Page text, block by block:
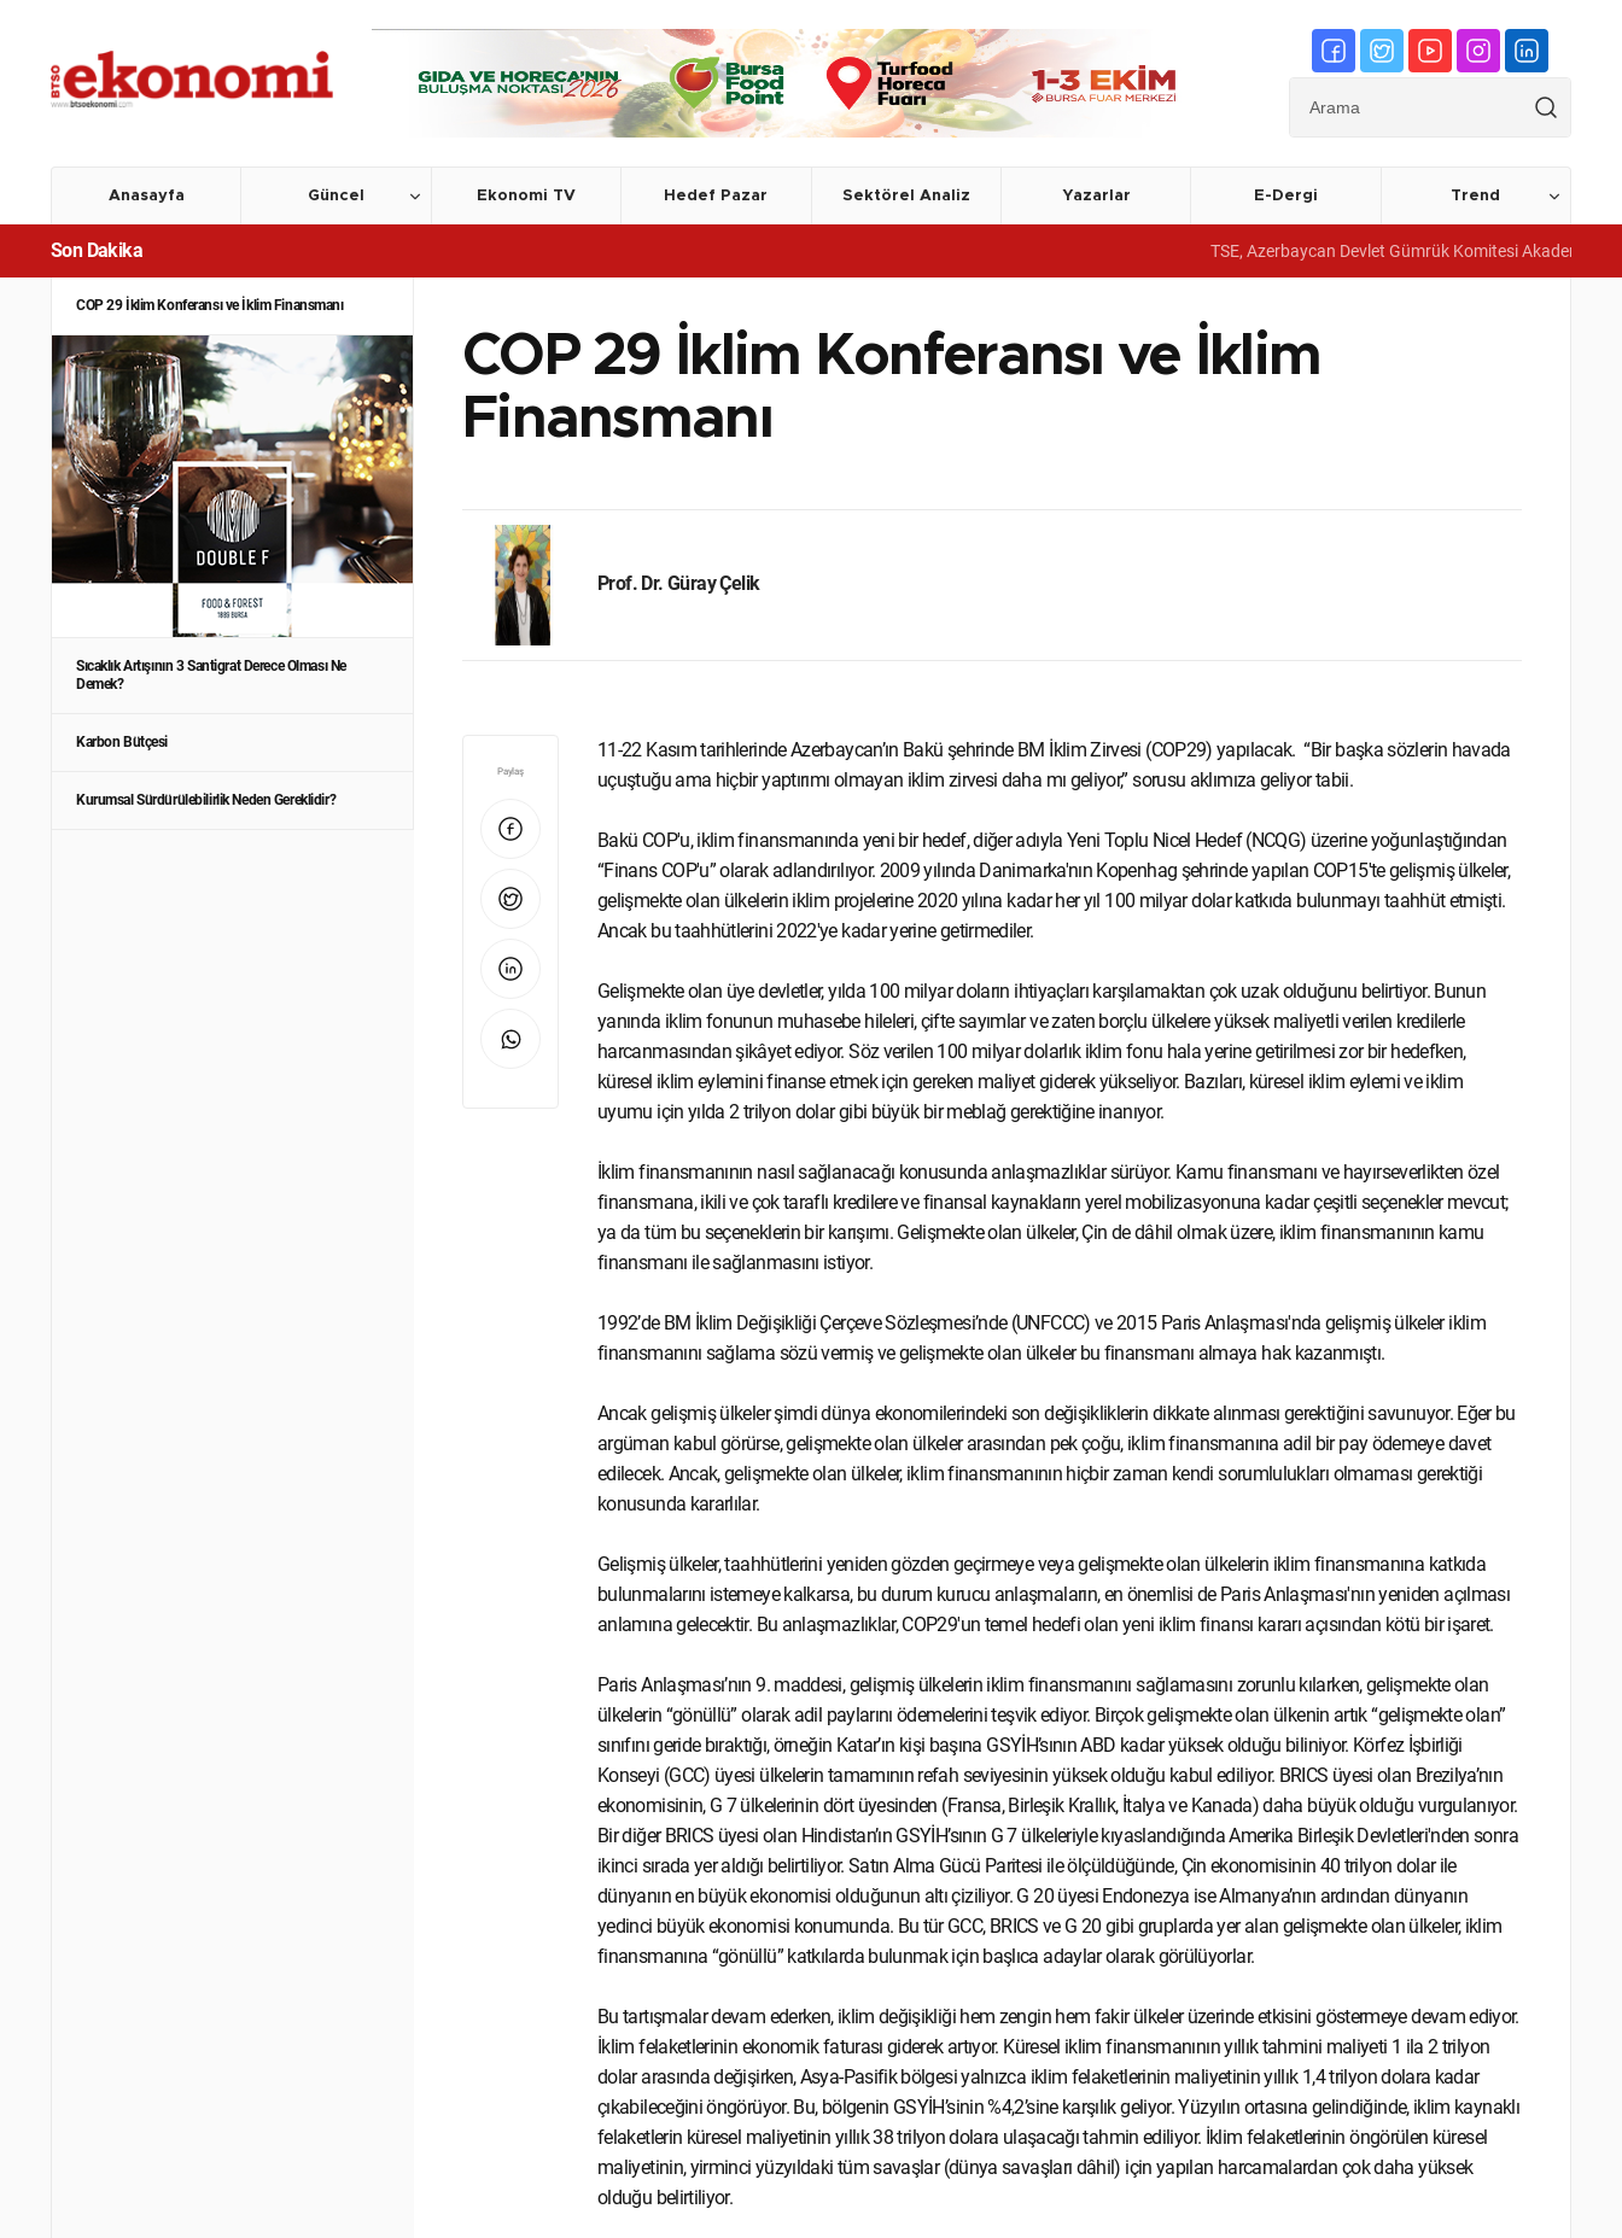
Anasayfa Güncel Ekonomi TV Hedef Pazar Sektörel Analiz Yazarlar E-Dergi Trend
Son Dakika TSE, Azerbaycan Devlet Gümrük Komitesi Akademisine yönetim
ABD İklim Mücadelesinden Çekiliyor mu?
İklim Değişikliği Artık Sadece Çevresel Bir Sorun Değil
Finansal Bir Gerçek
COP 29 İklim Konferansı ve İklim Finansmanı
Sıcaklık Artışının 3 Santigrat Derece Olması Ne
Demek?
Karbon Bütçesi
Kurumsal Sürdürülebilirlik Neden Gereklidir?
COP 29 İklim Konferansı ve İklim
Finansmanı
Prof. Dr. Güray Çelik
Paylaş
11-22 Kasım tarihlerinde Azerbaycan’ın Bakü şehrinde BM İklim Zirvesi (COP29) yapılacak. “Bir başka sözlerin havada
uçuştuğu ama hiçbir yaptırımı olmayan iklim zirvesi daha mı geliyor,” sorusu aklımıza geliyor tabii.
Bakü COP'u, iklim finansmanında yeni bir hedef, diğer adıyla Yeni Toplu Nicel Hedef (NCQG) üzerine yoğunlaştığından
“Finans COP'u” olarak adlandırılıyor. 2009 yılında Danimarka'nın Kopenhag şehrinde yapılan COP15'te gelişmiş ülkeler,
gelişmekte olan ülkelerin iklim projelerine 2020 yılına kadar her yıl 100 milyar dolar katkıda bulunmayı taahhüt etmişti.
Ancak bu taahhütlerini 2022'ye kadar yerine getirmediler.
Gelişmekte olan üye devletler, yılda 100 milyar doların ihtiyaçları karşılamaktan çok uzak olduğunu belirtiyor. Bunun
yanında iklim fonunun muhasebe hileleri, çifte sayımlar ve zaten borçlu ülkelere yüksek maliyetli verilen kredilerle
harcanmasından şikâyet ediyor. Söz verilen 100 milyar dolarlık iklim fonu hala yerine getirilmesi zor bir hedefken,
küresel iklim eylemini finanse etmek için gereken maliyet giderek yükseliyor. Bazıları, küresel iklim eylemi ve iklim
uyumu için yılda 2 trilyon dolar gibi büyük bir meblağ gerektiğine inanıyor.
İklim finansmanının nasıl sağlanacağı konusunda anlaşmazlıklar sürüyor. Kamu finansmanı ve hayırseverlikten özel
finansmana, ikili ve çok taraflı kredilere ve finansal kaynakların yerel mobilizasyonuna kadar çeşitli seçenekler mevcut;
ya da tüm bu seçeneklerin bir karışımı. Gelişmekte olan ülkeler, Çin de dâhil olmak üzere, iklim finansmanının kamu
finansmanı ile sağlanmasını istiyor.
1992’de BM İklim Değişikliği Çerçeve Sözleşmesi’nde (UNFCCC) ve 2015 Paris Anlaşması'nda gelişmiş ülkeler iklim
finansmanını sağlama sözü vermiş ve gelişmekte olan ülkeler bu finansmanı almaya hak kazanmıştı.
Ancak gelişmiş ülkeler şimdi dünya ekonomilerindeki son değişikliklerin dikkate alınması gerektiğini savunuyor. Eğer bu
argüman kabul görürse, gelişmekte olan ülkeler arasından pek çoğu, iklim finansmanına adil bir pay ödemeye davet
edilecek. Ancak, gelişmekte olan ülkeler, iklim finansmanının hiçbir zaman kendi sorumlulukları olmaması gerektiği
konusunda kararlılar.
Gelişmiş ülkeler, taahhütlerini yeniden gözden geçirmeye veya gelişmekte olan ülkelerin iklim finansmanına katkıda
bulunmalarını istemeye kalkarsa, bu durum kurucu anlaşmaların, en önemlisi de Paris Anlaşması'nın yeniden açılması
anlamına gelecektir. Bu anlaşmazlıklar, COP29'un temel hedefi olan yeni iklim finansı kararı açısından kötü bir işaret.
Paris Anlaşması’nın 9. maddesi, gelişmiş ülkelerin iklim finansmanını sağlamasını zorunlu kılarken, gelişmekte olan
ülkelerin “gönüllü” olarak adil paylarını ödemelerini teşvik ediyor. Birçok gelişmekte olan ülkenin artık “gelişmekte olan”
sınıfını geride bıraktığı, örneğin Katar’ın kişi başına GSYİH’sının ABD kadar yüksek olduğu biliniyor. Körfez İşbirliği
Konseyi (GCC) üyesi ülkelerin tamamının refah seviyesinin yüksek olduğu kabul ediliyor. BRICS üyesi olan Brezilya’nın
ekonomisinin, G 7 ülkelerinin dört üyesinden (Fransa, Birleşik Krallık, İtalya ve Kanada) daha büyük olduğu vurgulanıyor.
Bir diğer BRICS üyesi olan Hindistan’ın GSYİH’sının G 7 ülkeleriyle kıyaslandığında Amerika Birleşik Devletleri'nden sonra
ikinci sırada yer aldığı belirtiliyor. Satın Alma Gücü Paritesi ile ölçüldüğünde, Çin ekonomisinin 40 trilyon dolar ile
dünyanın en büyük ekonomisi olduğunun altı çiziliyor. G 20 üyesi Endonezya ise Almanya’nın ardından dünyanın
yedinci büyük ekonomisi konumunda. Bu tür GCC, BRICS ve G 20 gibi gruplarda yer alan gelişmekte olan ülkeler, iklim
finansmanına “gönüllü” katkılarda bulunmak için başlıca adaylar olarak görülüyorlar.
Bu tartışmalar devam ederken, iklim değişikliği hem zengin hem fakir ülkeler üzerinde etkisini göstermeye devam ediyor.
İklim felaketlerinin ekonomik faturası giderek artıyor. Küresel iklim finansmanının yıllık tahmini maliyeti 1 ila 2 trilyon
dolar arasında değişirken, Asya-Pasifik bölgesi yalnızca iklim felaketlerinin maliyetinin yıllık 1,4 trilyon dolara kadar
çıkabileceğini öngörüyor. Bu, bölgenin GSYİH’sinin %4,2’sine karşılık geliyor. Yüzyılın ortasına gelindiğinde, iklim kaynaklı
felaketlerin küresel maliyetinin yıllık 38 trilyon dolara ulaşacağı tahmin ediliyor. İklim felaketlerinin öngörülen küresel
maliyetinin, yirminci yüzyıldaki tüm savaşlar (dünya savaşları dâhil) için yapılan harcamalardan çok daha yüksek
olduğu belirtiliyor.